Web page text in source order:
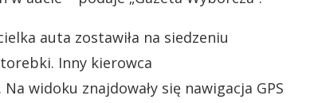
auta zostawiła na siedzeniu
Inny kierowca
widoku znajdowały się nawigacja GPS